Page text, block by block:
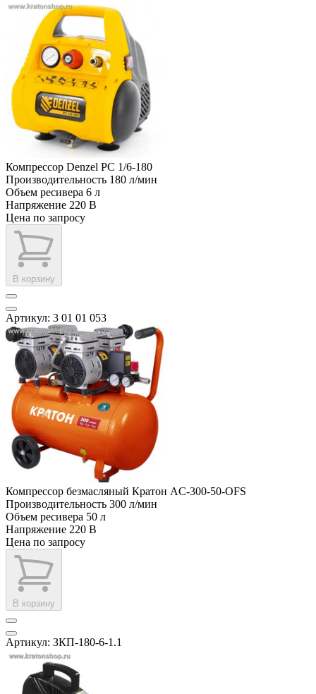
Компрессор Denzel РС 1/6-180
Производительность 180 л/мин
Объем ресивера 6 л
Напряжение 220 В
Цена по запросу
В корзину
Артикул: 3 01 01 053
Компрессор безмасляный Кратон AC-300-50-OFS
Производительность 300 л/мин
Объем ресивера 50 л
Напряжение 220 В
Цена по запросу
В корзину
Артикул: ЗКП-180-6-1.1